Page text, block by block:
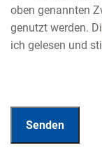
oben genannten
genutzt werden.
ich gelesen und